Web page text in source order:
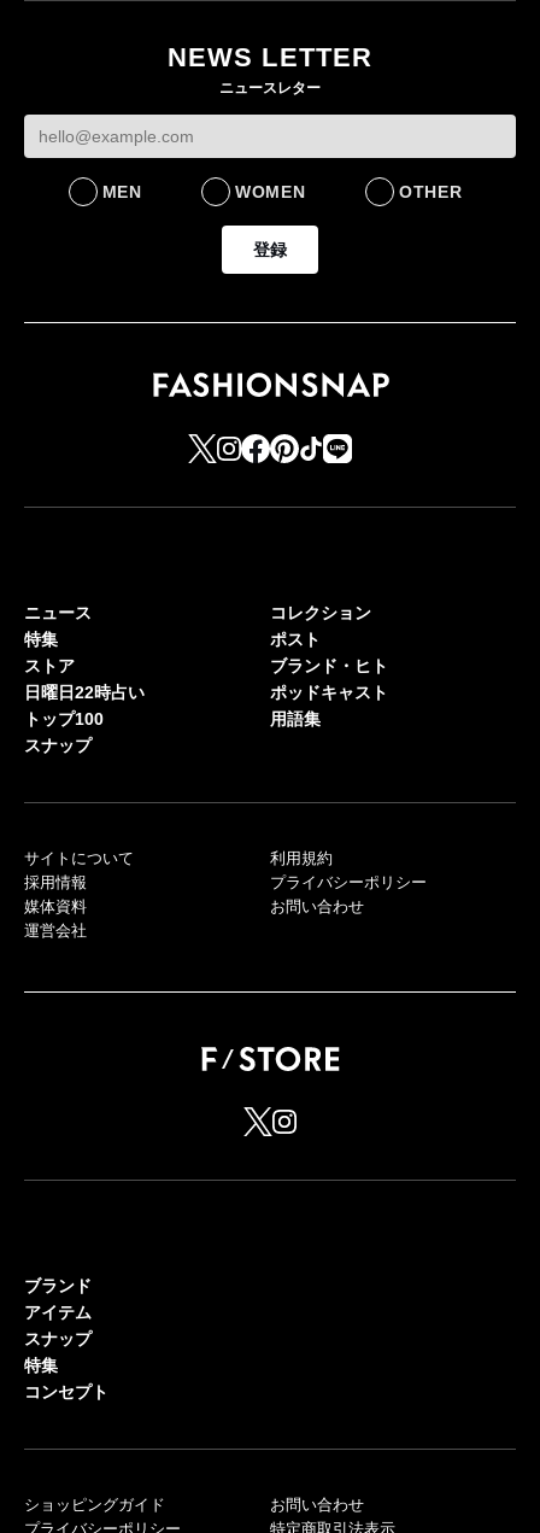
ケットなど7型を発売
をラインナップ
NEWS LETTER
ニュースレター
MEN WOMEN OTHER
登録
ニュース
特集
ストア
日曜日22時占い
トップ100
スナップ
コレクション
ポスト
ブランド・ヒト
ポッドキャスト
用語集
サイトについて
採用情報
媒体資料
運営会社
利用規約
プライバシーポリシー
お問い合わせ
ブランド
アイテム
スナップ
特集
コンセプト
ショッピングガイド
プライバシーポリシー
お問い合わせ
特定商取引法表示